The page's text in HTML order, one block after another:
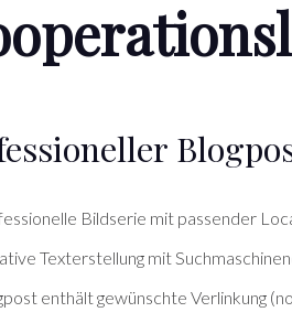
Bildserie mit passender
Texterstellung mit
enthält gewünschte Verlinkung